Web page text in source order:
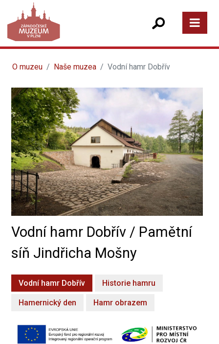
O muzeu Naše muzea Vodní hamr Dobřív
Vodní hamr Dobřív / Pamětní
síň Jindřicha Mošny
Vodní hamr Dobřív Historie hamru
Hamernický den Hamr obrazem